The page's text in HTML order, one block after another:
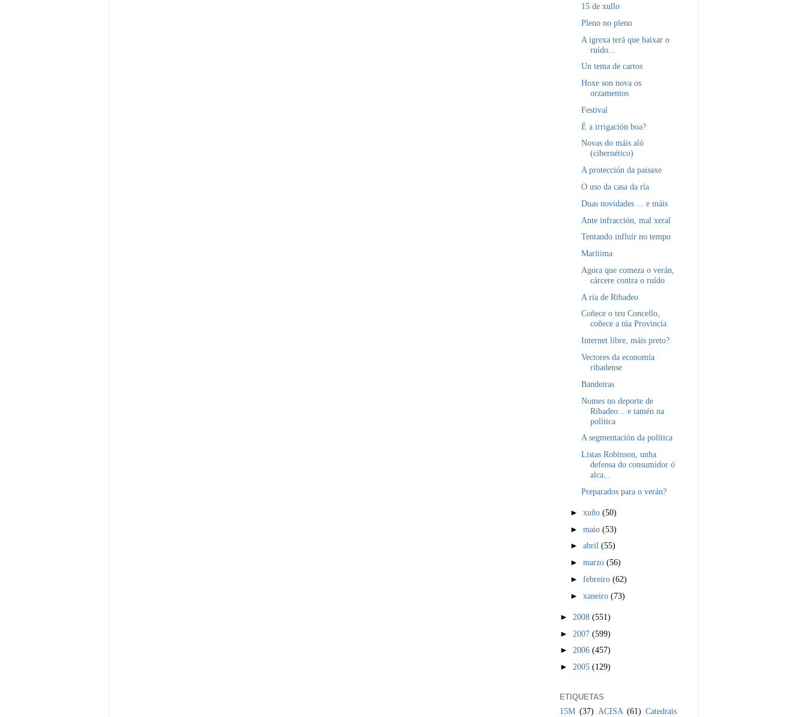
15 de xullo
Pleno no pleno
A igrexa terá que baixar o
ruído...
Un tema de cartos
Hoxe son nova os
orzamentos
Festival
É a irrigación boa?
Novas do máis aló
(cibernético)
A protección da paisaxe
O uso da casa da ría
Duas novidades ... e máis
Ante infracción, mal xeral
Tentando influír no tempo
Marítima
Agora que comeza o verán,
cárcere contra o ruído
A ría de Ribadeo
Coñece o teu Concello,
coñece a túa Provincia
Internet libre, máis preto?
Vectores da economía
ribadense
Bandeiras
Nomes no deporte de
Ribadeo... e tamén na
política
A segmentación da política
Listas Robinson, unha
defensa do consumidor ó
alca...
Preparados para o verán?
►xuño(50)
►maio(53)
►abril(55)
►marzo(56)
►febreiro(62)
►xaneiro(73)
► 2008 (551)
► 2007 (599)
► 2006 (457)
► 2005 (129)
ETIQUETAS
15M (37) ACISA (61) Catedrais